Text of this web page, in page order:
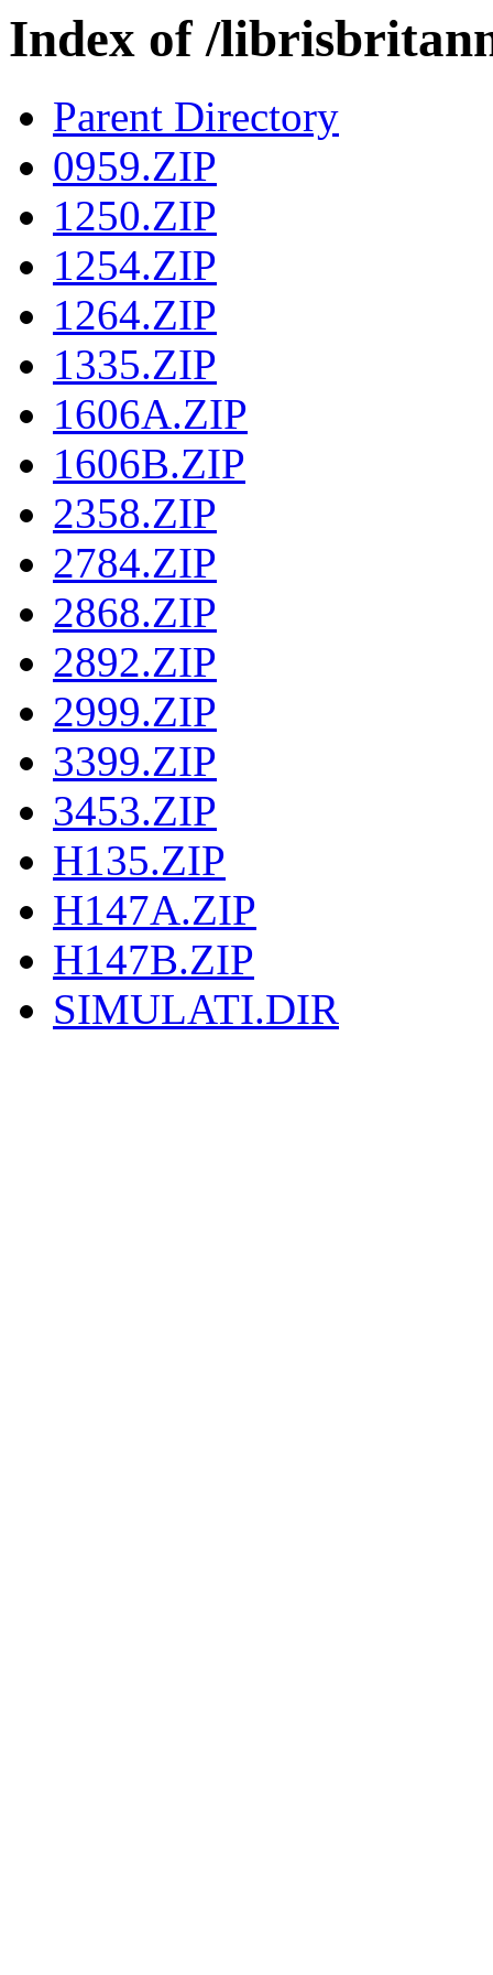
Index of /
Parent Directory
0959.ZIP
1250.ZIP
1254.ZIP
1264.ZIP
1335.ZIP
1606A.ZIP
1606B.ZIP
2358.ZIP
2784.ZIP
2868.ZIP
2892.ZIP
2999.ZIP
3399.ZIP
3453.ZIP
H135.ZIP
H147A.ZIP
H147B.ZIP
SIMULATI.DIR